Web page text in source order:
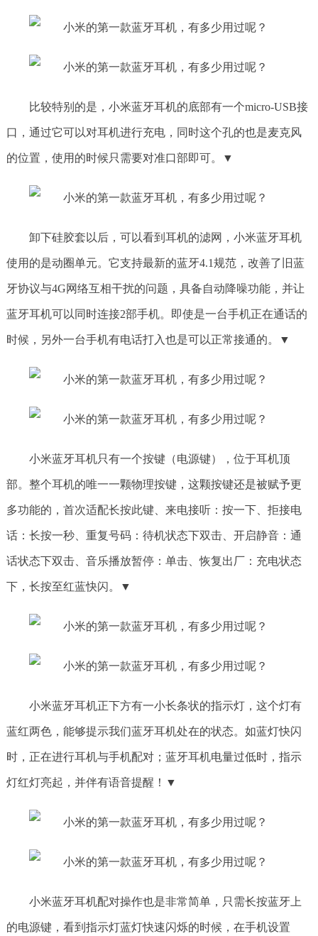
比较特别的是，小米蓝牙耳机的底部有一个micro-USB接
口，通过它可以对耳机进行充电，同时这个孔的也是麦克风
的位置，使用的时候只需要对准口部即可。▼
卸下硅胶套以后，可以看到耳机的滤网，小米蓝牙耳机
使用的是动圈单元。它支持最新的蓝牙4.1规范，改善了旧蓝
牙协议与4G网络互相干扰的问题，具备自动降噪功能，并让
蓝牙耳机可以同时连接2部手机。即使是一台手机正在通话的
时候，另外一台手机有电话打入也是可以正常接通的。▼
小米蓝牙耳机只有一个按键（电源键），位于耳机顶
部。整个耳机的唯一一颗物理按键，这颗按键还是被赋予更
多功能的，首次适配长按此键、来电接听：按一下、拒接电
话：长按一秒、重复号码：待机状态下双击、开启静音：通
话状态下双击、音乐播放暂停：单击、恢复出厂：充电状态
下，长按至红蓝快闪。▼
小米蓝牙耳机正下方有一小长条状的指示灯，这个灯有
蓝红两色，能够提示我们蓝牙耳机处在的状态。如蓝灯快闪
时，正在进行耳机与手机配对；蓝牙耳机电量过低时，指示
灯红灯亮起，并伴有语音提醒！▼
小米蓝牙耳机配对操作也是非常简单，只需长按蓝牙上
的电源键，看到指示灯蓝灯快速闪烁的时候，在手机设置